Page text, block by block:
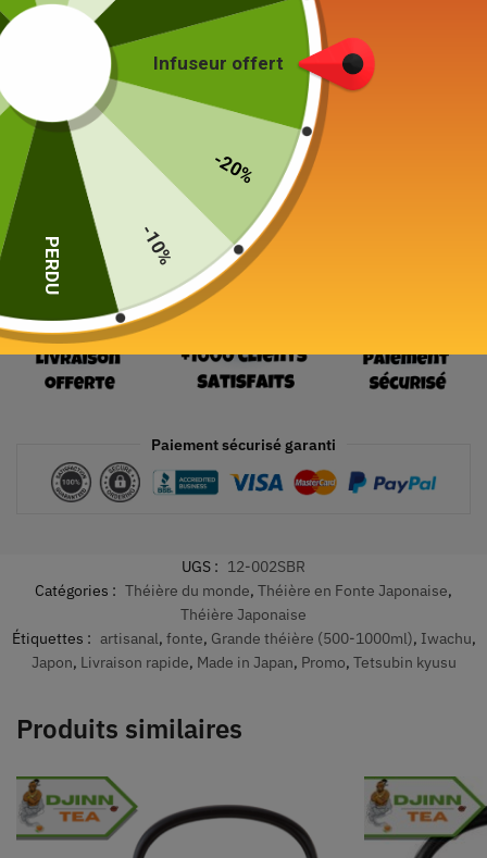
24 en stock
Ajouter au panier
Paiement sécurisé garanti
UGS : 12-002SBR
Catégories : Théière du monde, Théière en Fonte Japonaise,
Théière Japonaise
Étiquettes : artisanal, fonte, Grande théière (500-1000ml), Iwachu,
Japon, Livraison rapide, Made in Japan, Promo, Tetsubin kyusu
Produits similaires
Infuseur offert
-20%
-10%
PERDU